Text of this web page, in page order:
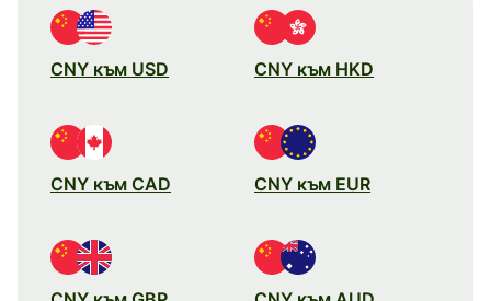
CNY към USD CNY към HKD
CNY към CAD CNY към EUR